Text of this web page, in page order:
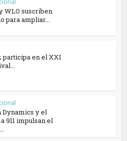
WLO suscriben
para ampliar...
participa en el XXI
Dynamics y el
911 impulsan el